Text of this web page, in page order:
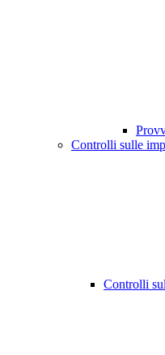
Controlli sulle
Controlli